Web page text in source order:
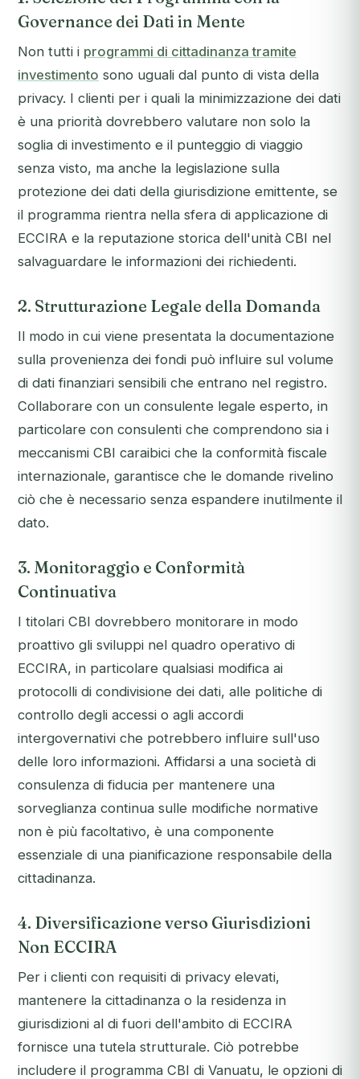
Governance dei Dati in Mente
Non tutti i programmi di cittadinanza tramite
investimento sono uguali dal punto di vista della
privacy. I clienti per i quali la minimizzazione dei dati
è una priorità dovrebbero valutare non solo la
soglia di investimento e il punteggio di viaggio
senza visto, ma anche la legislazione sulla
protezione dei dati della giurisdizione emittente, se
il programma rientra nella sfera di applicazione di
ECCIRA e la reputazione storica dell'unità CBI nel
salvaguardare le informazioni dei richiedenti.
2. Strutturazione Legale della Domanda
Il modo in cui viene presentata la documentazione
sulla provenienza dei fondi può influire sul volume
di dati finanziari sensibili che entrano nel registro.
Collaborare con un consulente legale esperto, in
particolare con consulenti che comprendono sia i
meccanismi CBI caraibici che la conformità fiscale
internazionale, garantisce che le domande rivelino
ciò che è necessario senza espandere inutilmente il
dato.
3. Monitoraggio e Conformità
Continuativa
I titolari CBI dovrebbero monitorare in modo
proattivo gli sviluppi nel quadro operativo di
ECCIRA, in particolare qualsiasi modifica ai
protocolli di condivisione dei dati, alle politiche di
controllo degli accessi o agli accordi
intergovernativi che potrebbero influire sull'uso
delle loro informazioni. Affidarsi a una società di
consulenza di fiducia per mantenere una
sorveglianza continua sulle modifiche normative
non è più facoltativo, è una componente
essenziale di una pianificazione responsabile della
cittadinanza.
4. Diversificazione verso Giurisdizioni
Non ECCIRA
Per i clienti con requisiti di privacy elevati,
mantenere la cittadinanza o la residenza in
giurisdizioni al di fuori dell'ambito di ECCIRA
fornisce una tutela strutturale. Ciò potrebbe
includere il programma CBI di Vanuatu, le opzioni di